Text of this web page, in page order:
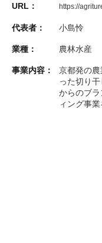
URL： https://
代表者： 小島怜
業種： 農林水産
事業内容：
京都発の
った切り
からのブ
ィング事業